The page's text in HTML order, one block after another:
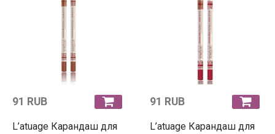
91 RUB
L’atuage Карандаш для
91 RUB
L’atuage Карандаш для